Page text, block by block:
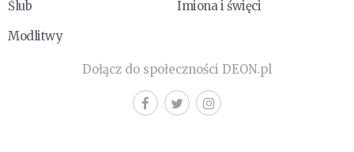
Ślub
Imiona i święci
Modlitwy
Dołącz do społeczności DEON.pl